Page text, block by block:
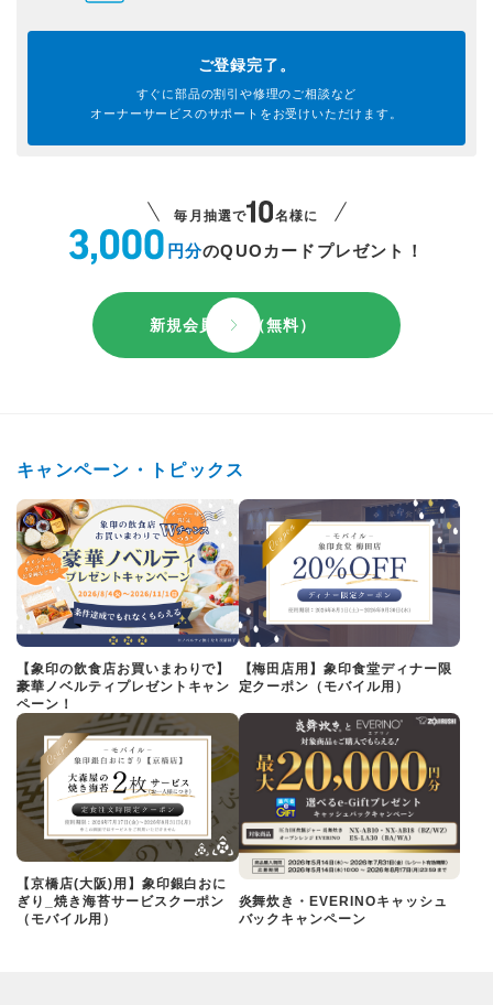
ご登録完了。
すぐに部品の割引や修理のご相談など
オーナーサービスのサポートを お受けいただけます。
毎月抽選で 名様に
円分のQUOカードプレゼント！
新規会員登録（無料）
キャンペーン・トピックス
【象印の飲食店お買いまわりで】
豪華ノベルティプレゼントキャン
ペーン！
【梅田店用】象印食堂ディナー限
定クーポン（モバイル用）
【京橋店(大阪)用】象印銀白おに
ぎり_焼き海苔サービスクーポン
（モバイル用）
炎舞炊き・EVERINOキャッシュ
バックキャンペーン